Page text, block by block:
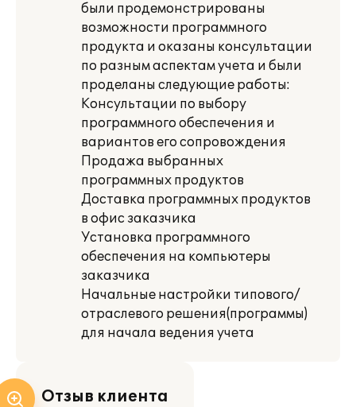
были продемонстрированы
возможности программного
продукта и оказаны консультации
по разным аспектам учета и были
проделаны следующие работы:
Консультации по выбору
программного обеспечения и
вариантов его сопровождения
Продажа выбранных
программных продуктов
Доставка программных продуктов
в офис заказчика
Установка программного
обеспечения на компьютеры
заказчика
Начальные настройки типового/
отраслевого решения(программы)
для начала ведения учета
Отзыв клиента